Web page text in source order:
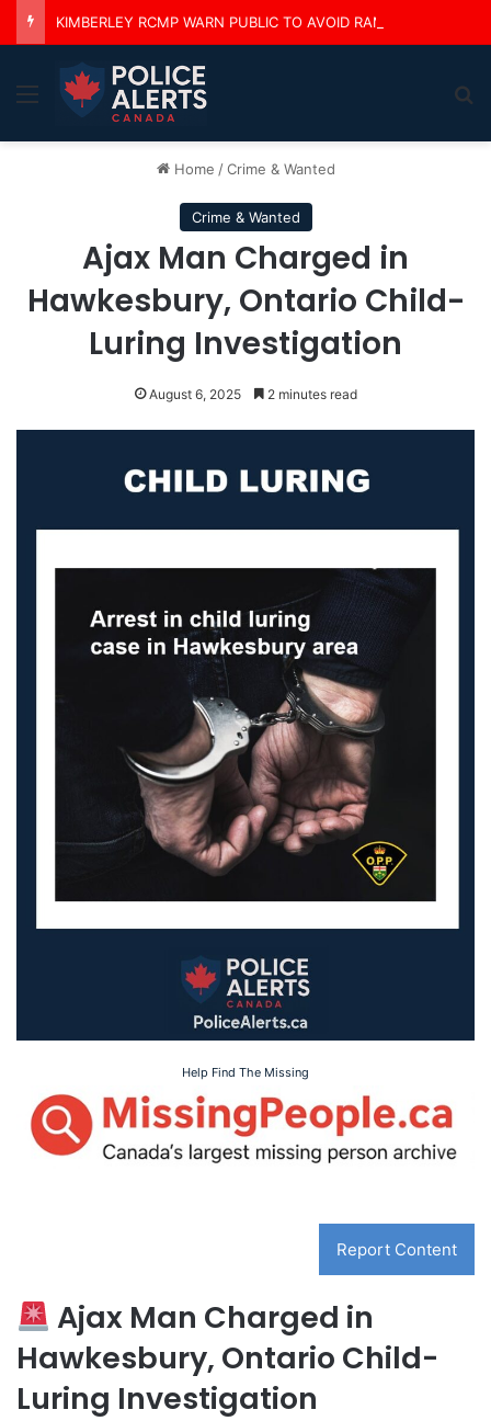
Menu
Home / Crime & Wanted
Crime & Wanted
Ajax Man Charged in
Hawkesbury, Ontario Child-
Luring Investigation
August 6, 2025 2 minutes read
Help Find The Missing
Report Content
Ajax Man Charged in
Hawkesbury, Ontario Child-
Luring Investigation